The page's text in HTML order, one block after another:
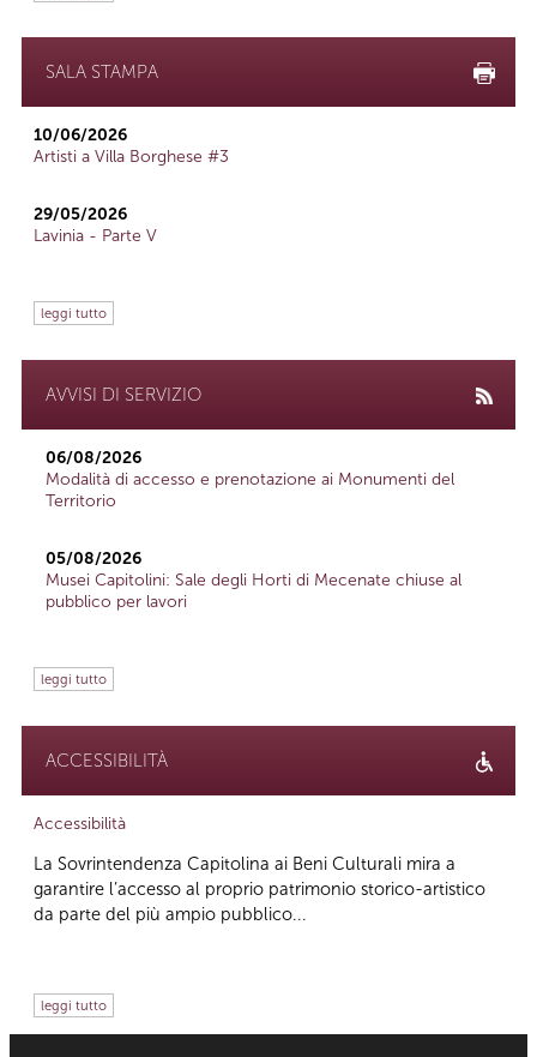
SALA STAMPA
10/06/2026
Artisti a Villa Borghese #3
29/05/2026
Lavinia - Parte V
leggi tutto
AVVISI DI SERVIZIO
06/08/2026
Modalità di accesso e prenotazione ai Monumenti del
Territorio
05/08/2026
Musei Capitolini: Sale degli Horti di Mecenate chiuse al
pubblico per lavori
leggi tutto
ACCESSIBILITÀ
Accessibilità
La Sovrintendenza Capitolina ai Beni Culturali mira a
garantire l’accesso al proprio patrimonio storico-artistico
da parte del più ampio pubblico...
leggi tutto